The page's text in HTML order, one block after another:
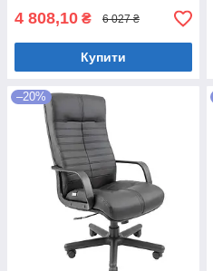
4 808,10 ₴ 6 027 ₴
Купити
–20%